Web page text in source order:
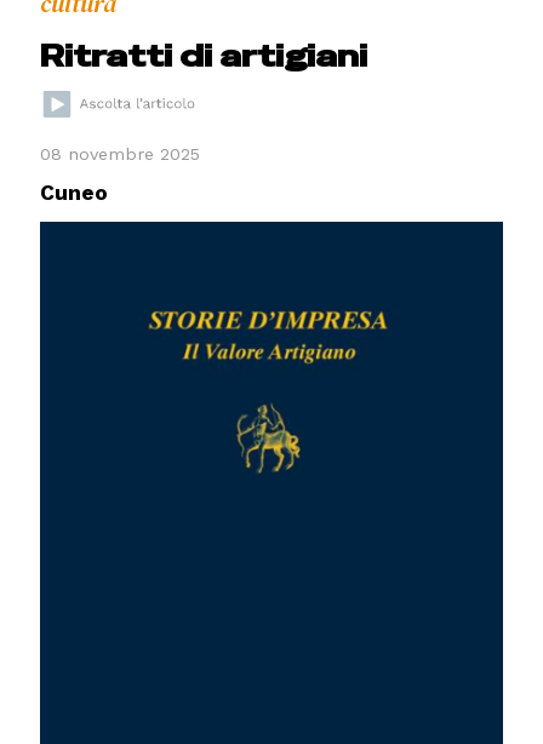
Ritratti di artigiani
08 novembre 2025
Cuneo